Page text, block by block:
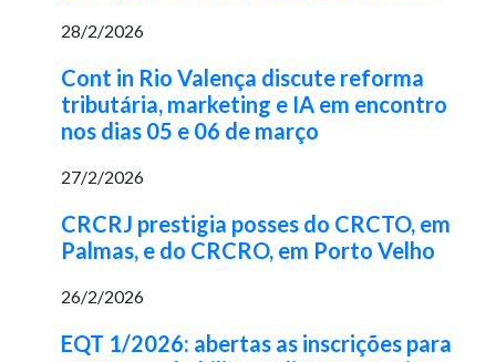
28/2/2026
Cont in Rio Valença discute reforma
tributária, marketing e IA em encontro
nos dias 05 e 06 de março
27/2/2026
CRCRJ prestigia posses do CRCTO, em
Palmas, e do CRCRO, em Porto Velho
26/2/2026
EQT 1/2026: abertas as inscrições para